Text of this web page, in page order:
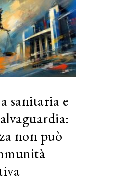
sanitaria e
non può